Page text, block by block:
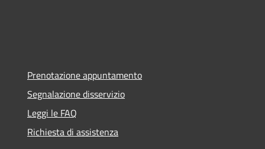
Prenotazione appuntamento
Segnalazione disservizio
Leggi le FAQ
Richiesta di assistenza